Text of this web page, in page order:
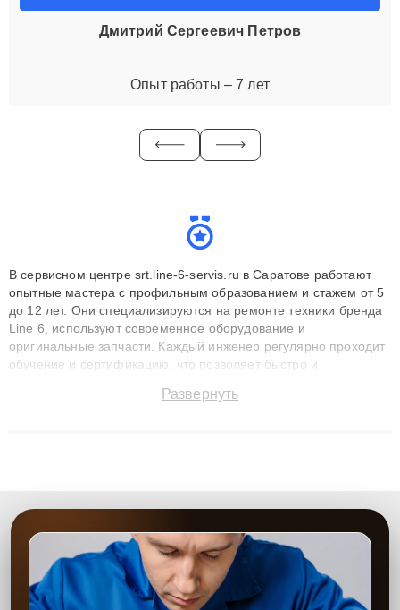
Дмитрий Сергеевич Петров
Опыт работы – 7 лет
В сервисном центре srt.line-6-servis.ru в Саратове работают
опытные мастера с профильным образованием и стажем от 5
до 12 лет. Они специализируются на ремонте техники бренда
Line 6, используют современное оборудование и
оригинальные запчасти. Каждый инженер регулярно проходит
обучение и сертификацию, что позволяет быстро и
сохранением гарантии до 3 лет. Наши мастера решают
Развернуть